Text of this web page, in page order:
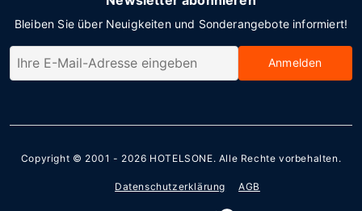
Bleiben Sie über Neuigkeiten und Sonderangebote informiert!
Anmelden
Copyright © 2001 - 2026 HOTELSONE. Alle Rechte vorbehalten.
Datenschutzerklärung AGB